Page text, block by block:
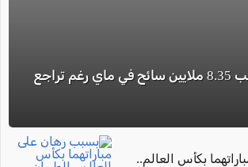
المكسيك تستقطب 8.35 ملايين سائح في ماي رغم تراجع
بكأس العالم..